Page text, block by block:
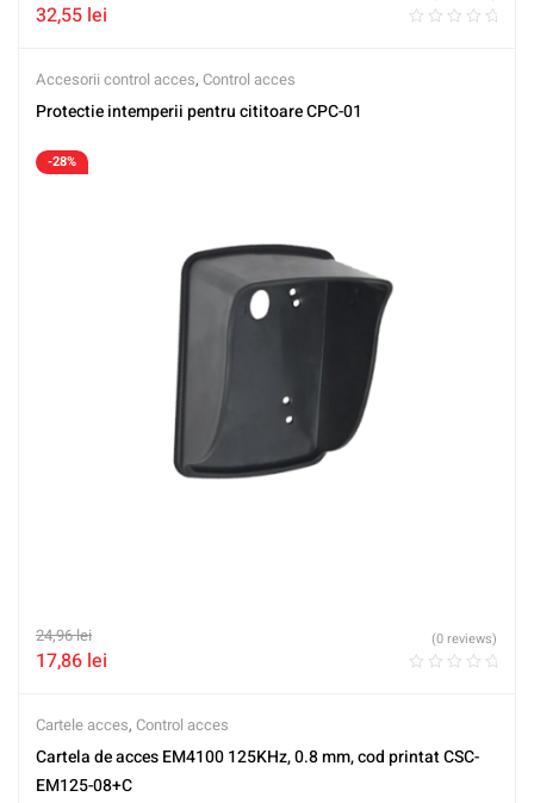
32,55 lei
Accesorii control acces, Control acces
Protectie intemperii pentru cititoare CPC-01
-28%
24,96lei
17,86 lei
(0 reviews)
Cartele acces, Control acces
Cartela de acces EM4100 125KHz, 0.8 mm, cod printat CSC-
EM125-08+C